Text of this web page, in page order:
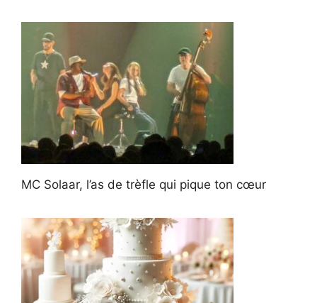
MC Solaar, l’as de trèfle qui pique ton cœur